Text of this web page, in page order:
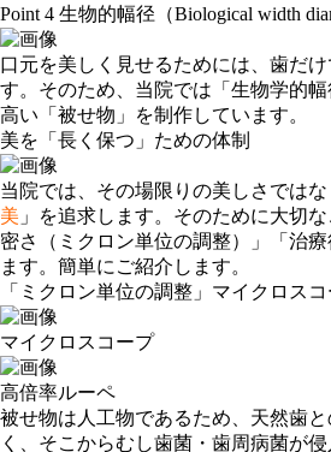
Point 4 生物的幅径（Biological width
口元を美しく見せるためには、歯だ
す。そのため、当院では「生物学的
高い「被せ物」を制作しています。
美を「長く保つ」ための体制
当院では、その場限りの美しさではな
美 」を追求します。そのために大切な
密さ（ミクロン単位の調整）
」「 治療
ます。簡単にご紹介します。
「ミクロン単位の調整」マイクロス
マイクロスコープ
高倍率ルーペ
被せ物は人工物であるため、天然歯
く、そこからむし歯菌・歯周病菌が